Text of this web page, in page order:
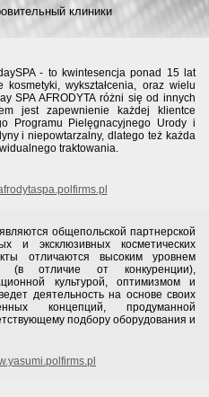
клиники
- to kwintesencja ponad 15 lat
wykształcenia, oraz wielu
SPA AFRODYTA różni się od innych
jest zapewnienie każdej klientce
Programu Pielęgnacyjnego Urody i
i niepowtarzalny, dlatego też każda
traktowania.
общепольской партнерской
и эксклюзивных косметических
отличаются высоким уровнем
(в отличие от конкуренции),
культурой, оптимизмом и
деятельность на основе своих
концепций, продуманной
подбору оборудования и